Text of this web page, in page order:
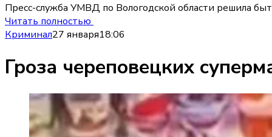
Пресс-служба УМВД по Вологодской области решила
Читать полностью
Криминал27 января18:06
Гроза череповецких